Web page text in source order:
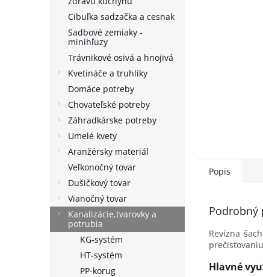
Cibuľka sadzačka a cesnak
Sadbové zemiaky -
minihľuzy
Trávnikové osivá a hnojivá
Kvetináče a truhlíky
Domáce potreby
Chovateľské potreby
Záhradkárske potreby
Umelé kvety
Aranžérsky materiál
Veľkonočný tovar
Dušičkový tovar
Vianočný tovar
Kanalizácie,tvarovky a
potrubia
KG-systém
HT-systém
PP-korug
Popis
Podrobný
Revízna
Hlavné